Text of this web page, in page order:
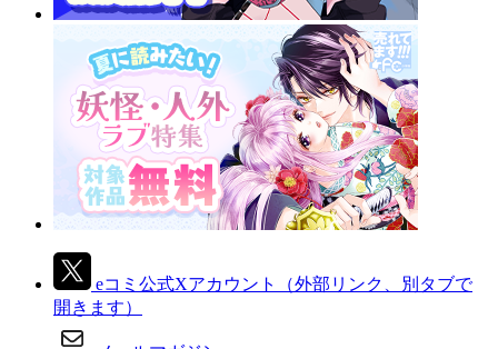
eコミ公式Xアカウント
（外部リンク、別タブで
開きます）